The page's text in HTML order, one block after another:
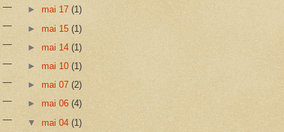
► mai 17 (1)
► mai 15 (1)
► mai 14 (1)
► mai 10 (1)
► mai 07 (2)
► mai 06 (4)
▼ mai 04 (1)